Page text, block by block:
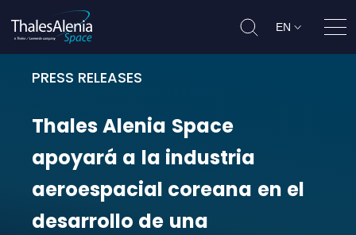
EN
PRESS RELEASES
Thales Alenia Space apoyará a
ThalesAlenia Space
apoyará a la industria
aeroespacial coreana en el
desarrollo de una